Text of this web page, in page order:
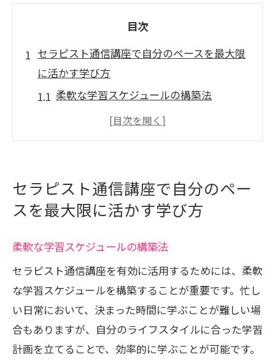
目次
セラピスト通信講座で自分のペースを最大限
に活かす学び方
柔軟な学習スケジュールの構築法
自分に合った学習スタイルの見つけ方
効率的な時間管理で学びを深める
法
多忙な生活における学習の優先順位付け
通信講座でウェルネス業界のキャリアを広げ
る秘訣
セラピストとしてのキャリアプランの立
て方
通信講座を活用した資格取得のメリット
業界動向を学ぶための資料とリソース
セラピスト通信講座で自分のペー
スを最大限に活かす学び方
柔軟な学習スケジュールの構築法
セラピスト通信講座を有効に活用するためには、柔軟
な学習スケジュールを構築することが重要です。忙し
い日常において、決まった時間に学ぶことが難しい場
合もありますが、自分のライフスタイルに合った学習
計画を立てることで、効率的に学ぶことが可能です。